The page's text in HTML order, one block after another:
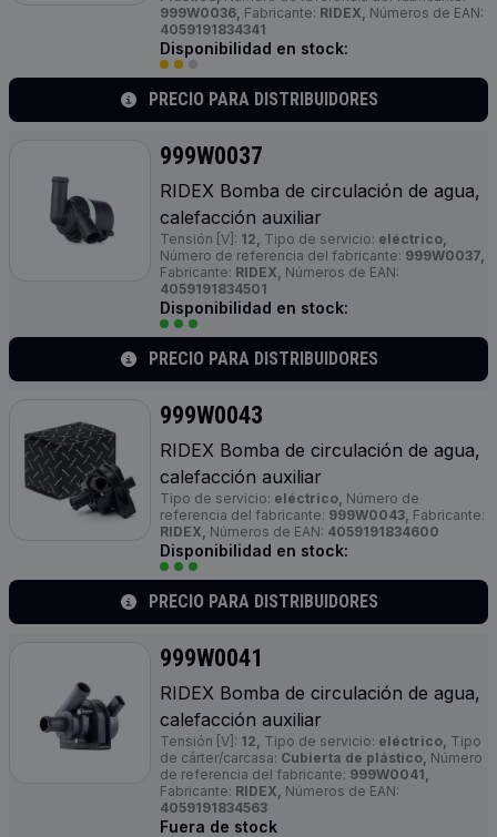
999W0036, Fabricante: RIDEX, Números de EAN:
4059191834341
Disponibilidad en stock:
PRECIO PARA DISTRIBUIDORES
999W0037
RIDEX Bomba de circulación de agua,
calefacción auxiliar
Tensión [V]: 12, Tipo de servicio: eléctrico,
Número de referencia del fabricante: 999W0037,
Fabricante: RIDEX, Números de EAN:
4059191834501
Disponibilidad en stock:
PRECIO PARA DISTRIBUIDORES
999W0043
RIDEX Bomba de circulación de agua,
calefacción auxiliar
Tipo de servicio: eléctrico, Número de
referencia del fabricante: 999W0043, Fabricante:
RIDEX, Números de EAN: 4059191834600
Disponibilidad en stock:
PRECIO PARA DISTRIBUIDORES
999W0041
RIDEX Bomba de circulación de agua,
calefacción auxiliar
Tensión [V]: 12, Tipo de servicio: eléctrico, Tipo
de cárter/carcasa: Cubierta de plástico, Número
de referencia del fabricante: 999W0041,
Fabricante: RIDEX, Números de EAN:
4059191834563
Fuera de stock